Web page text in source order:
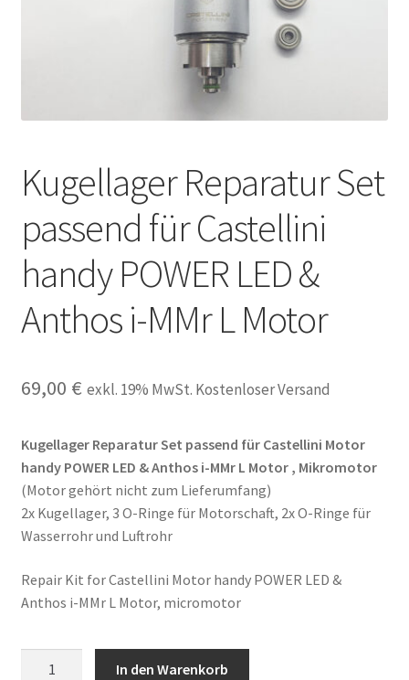
Kugellager Reparatur Set
passend für Castellini
handy POWER LED &
Anthos i-MMr L Motor
69,00 € exkl. 19% MwSt. Kostenloser Versand
Kugellager Reparatur Set passend für Castellini Motor
handy POWER LED & Anthos i-MMr L Motor , Mikromotor
(Motor gehört nicht zum Lieferumfang)
2x Kugellager, 3 O-Ringe für Motorschaft, 2x O-Ringe für
Wasserrohr und Luftrohr
Repair Kit for Castellini Motor handy POWER LED &
Anthos i-MMr L Motor, micromotor
In den Warenkorb